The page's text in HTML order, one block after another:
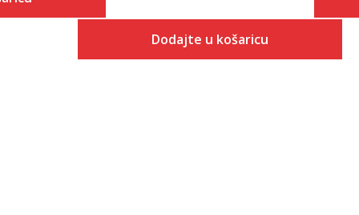
Dodajte u košaricu